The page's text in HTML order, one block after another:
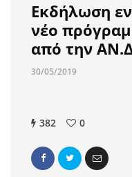
Εκδήλωση
νέο
από την
30/05/2019
382 0